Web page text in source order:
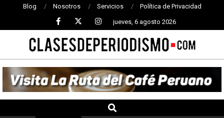
Blog Nosotros Servicios Política de Privacidad
jueves, 6 agosto 2026
CLASES
DE
PERIODISMO